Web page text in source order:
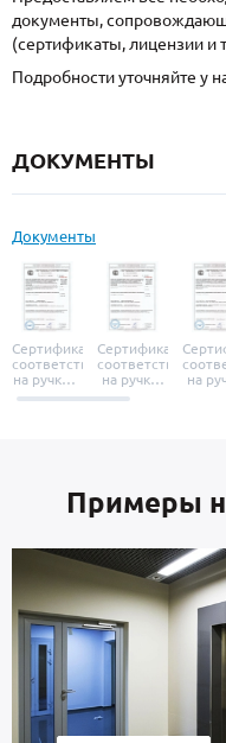
документы,
(сертификаты, лицензии и
Подробности уточняйте у
ДОКУМЕНТЫ
Документы
Сертификат
соответствия
на ручки и
броненакладки
Сертификат
соответствия
на ручки-
защелки
на
Примеры